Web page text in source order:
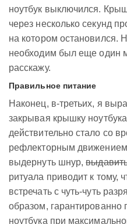
ноутбук выключился.
через несколько секунд
на котором остановился.
необходим был еще один
расскажу.
Правильное питание
Наконец, в-третьих, я
закрывая крышку
действительно стало со
рефлекторным
выдернуть шнур,
ритуала приводит к тому,
встречать с чуть-чуть
образом, гарантированно
ноутбука при